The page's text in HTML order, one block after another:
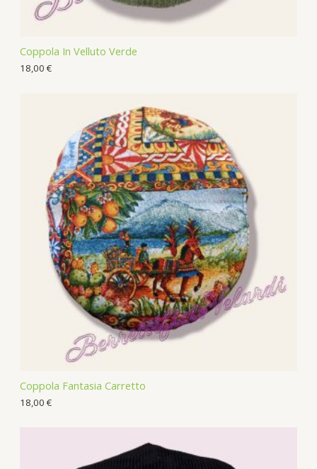
Coppola In Velluto Verde
18,00 €
Coppola Fantasia Carretto
18,00 €